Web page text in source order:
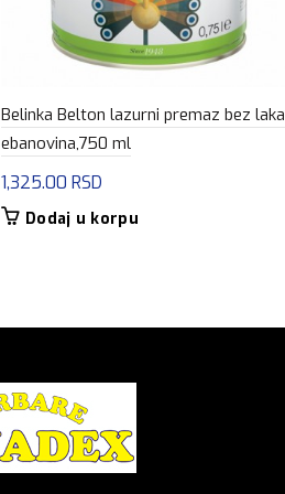
Belinka Belton lazurni premaz bez laka
ebanovina,750 ml
1,325.00 RSD
Dodaj u korpu